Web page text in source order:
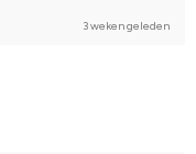
3 weken geleden